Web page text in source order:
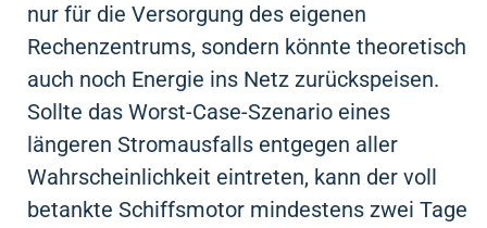
nur für die Versorgung des eigenen
Rechenzentrums, sondern könnte theoretisch
auch noch Energie ins Netz zurückspeisen.
Sollte das Worst-Case-Szenario eines
längeren Stromausfalls entgegen aller
Wahrscheinlichkeit eintreten, kann der voll
betankte Schiffsmotor mindestens zwei Tage